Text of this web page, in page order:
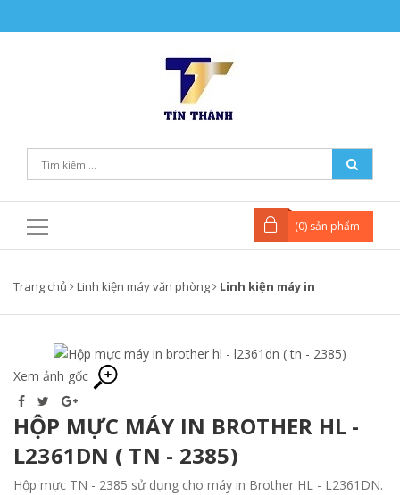
(0) sản phẩm
Trang chủ Linh kiện máy văn phòng Linh kiện máy in
Xem ảnh gốc
HỘP MỰC MÁY IN BROTHER HL -
L2361DN ( TN - 2385)
Hộp mực TN - 2385 sử dụng cho máy in Brother HL - L2361DN.